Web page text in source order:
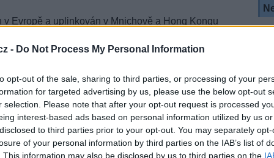
- Do Not Process My Personal Information
opt-out of the sale, sharing to third parties, or processing of your
for targeted advertising by us, please use the below opt-out
selection. Please note that after your opt-out request is processed
interest-based ads based on personal information utilized by us
to third parties prior to your opt-out. You may separately
of your personal information by third parties on the IAB’s list of
This information may also be disclosed by us to third parties on the
v Evropě a uplinkován v Mnichově a Hong Kongu
ABS 1. Díky své pozici 75°E pokrývá signál
trhy.
prázdninových destinací a akcí na červeném
dokumenty, kosmetické tipy a street styling.
zemích po celém světě pro více než 100 milionů